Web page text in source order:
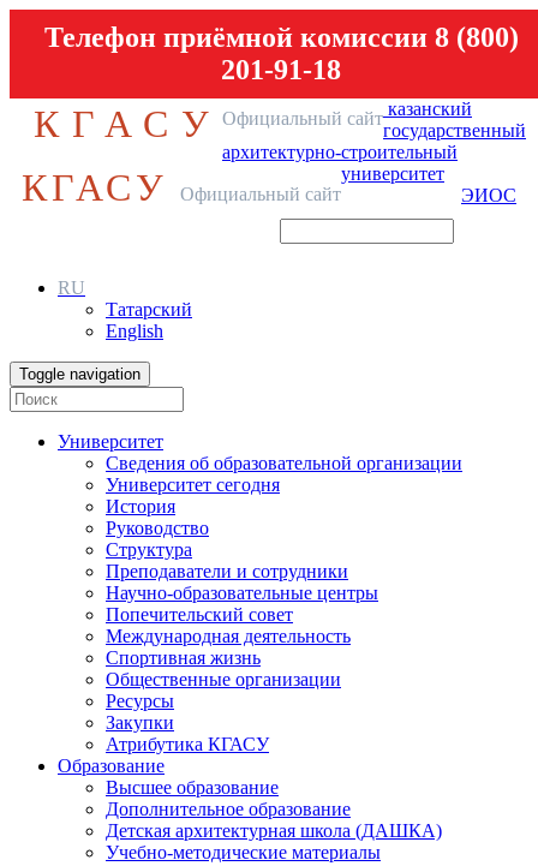
Телефон приёмной комиссии 8 (800)
201-91-18
КГАСУ Официальный сайт казанский
государственный
архитектурно-строительный
университет
КГАСУ Официальный сайт ЭИОС
RU
Татарский
English
Toggle navigation
Университет
Сведения об образовательной организации
Университет сегодня
История
Руководство
Структура
Преподаватели и сотрудники
Научно-образовательные центры
Попечительский совет
Международная деятельность
Спортивная жизнь
Общественные организации
Ресурсы
Закупки
Атрибутика КГАСУ
Образование
Высшее образование
Дополнительное образование
Детская архитектурная школа (ДАШКА)
Учебно-методические материалы